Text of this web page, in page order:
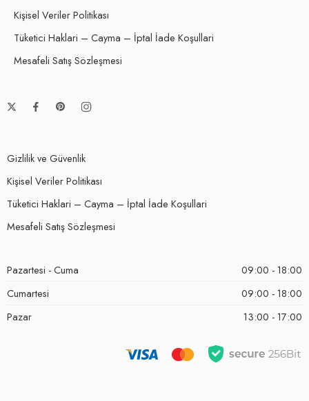
Kişisel Veriler Politikası
Tüketici Haklari – Cayma – İptal İade Koşullari
Mesafeli Satış Sözleşmesi
Gizlilik ve Güvenlik
Kişisel Veriler Politikası
Tüketici Haklari – Cayma – İptal İade Koşullari
Mesafeli Satış Sözleşmesi
Pazartesi - Cuma
09:00 - 18:00
Cumartesi
09:00 - 18:00
Pazar
13:00 - 17:00